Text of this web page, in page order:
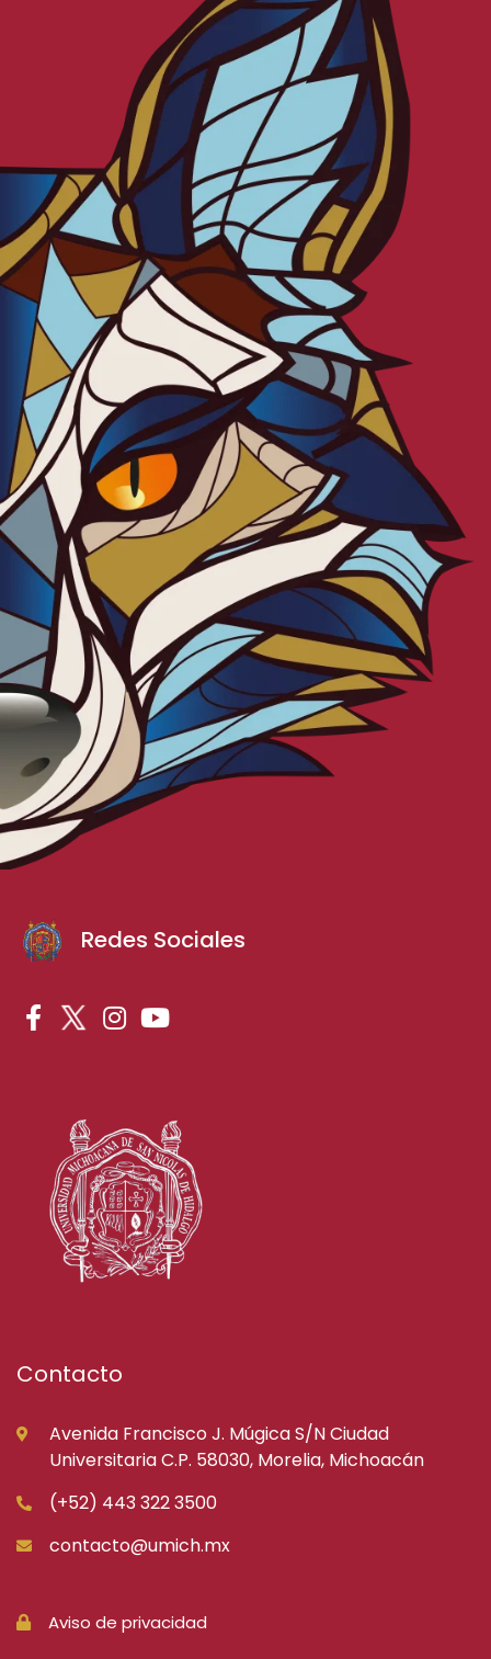
Redes Sociales
Contacto
Avenida Francisco J. Múgica S/N Ciudad
Universitaria C.P. 58030, Morelia, Michoacán
(+52) 443 322 3500
contacto@umich.mx
Aviso de privacidad